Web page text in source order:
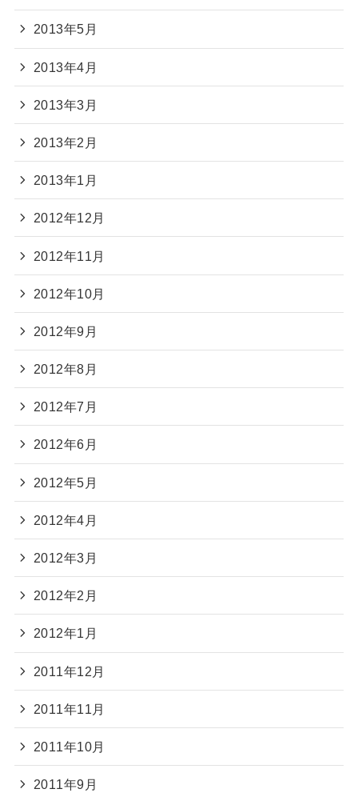
2013年5月
2013年4月
2013年3月
2013年2月
2013年1月
2012年12月
2012年11月
2012年10月
2012年9月
2012年8月
2012年7月
2012年6月
2012年5月
2012年4月
2012年3月
2012年2月
2012年1月
2011年12月
2011年11月
2011年10月
2011年9月